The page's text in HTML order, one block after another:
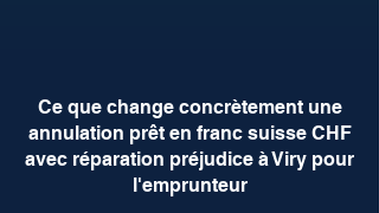
Ce que change concrètement une
annulation prêt en franc suisse CHF
avec réparation préjudice à Viry pour
l'emprunteur